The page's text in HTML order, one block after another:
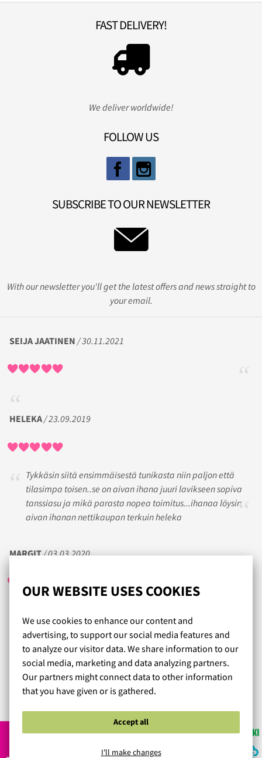
OUR WEBSITE USES COOKIES
We use cookies to enhance our content and
advertising, to support our social media features and
to analyze our visitor data. We share information to our
social media, marketing and data analyzing partners.
Our partners might connect data to other information
that you have given or is gathered.
Accept all
I'll make changes
FAST DELIVERY!
We deliver worldwide!
FOLLOW US
SUBSCRIBE TO OUR NEWSLETTER
With our newsletter you'll get the latest offers and news straight to
your email.
SEIJA JAATINEN / 30.11.2021
HELEKA/ 23.09.2019
Tykkäsin siitä ensimmäisestä tunikasta niin paljon että
tilasimpa toisen..se on aivan ihana juuri lavikseen sopiva
tanssiasu ja mikä parasta nopea toimitus...ihanaa löysin
aivan ihanan nettikaupan terkuin heleka
MARGIT/ 03.03.2020
palautus mutkatonta, toimitus nopeaa, asiakaspalv.
sähköpostitse sekin nopeaa toimintaa, tykkäidon kyllä että
voisin puhua myös palvelijan kanssa, nyt innolla odotan
josko palautuksen tilalle tulevat liivit hyvät